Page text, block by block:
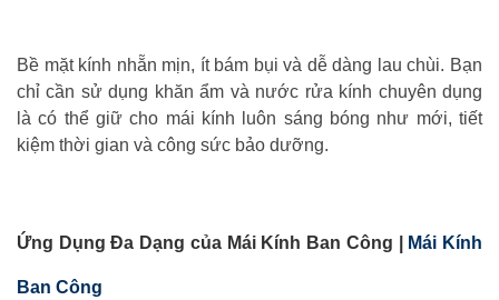
Bề mặt kính nhẵn mịn, ít bám bụi và dễ dàng lau chùi. Bạn
chỉ cần sử dụng khăn ẩm và nước rửa kính chuyên dụng
là có thể giữ cho mái kính luôn sáng bóng như mới, tiết
kiệm thời gian và công sức bảo dưỡng.
Ứng Dụng Đa Dạng của Mái Kính Ban Công | Mái Kính
Ban Công